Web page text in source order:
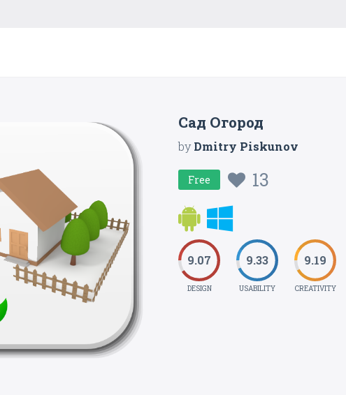
Сад Огород
byDmitry Piskunov
Free 13
9.07
DESIGN
9.33
USABILITY
9.19
CREATIVITY